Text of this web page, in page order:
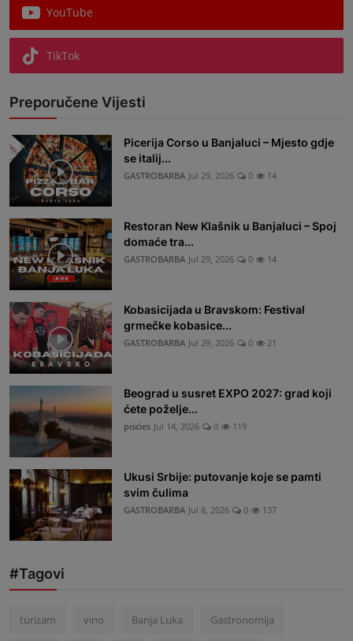
YouTube
TikTok
Preporučene Vijesti
Picerija Corso u Banjaluci – Mjesto gdje
se italij...
GASTROBARBA Jul 29, 2026 0 14
Restoran New Klašnik u Banjaluci – Spoj
domaće tra...
GASTROBARBA Jul 29, 2026 0 14
Kobasicijada u Bravskom: Festival
grmečke kobasice...
GASTROBARBA Jul 29, 2026 0 21
Beograd u susret EXPO 2027: grad koji
ćete poželje...
piscies Jul 14, 2026 0 119
Ukusi Srbije: putovanje koje se pamti
svim čulima
GASTROBARBA Jul 8, 2026 0 137
#Tagovi
turizam vino Banja Luka Gastronomija